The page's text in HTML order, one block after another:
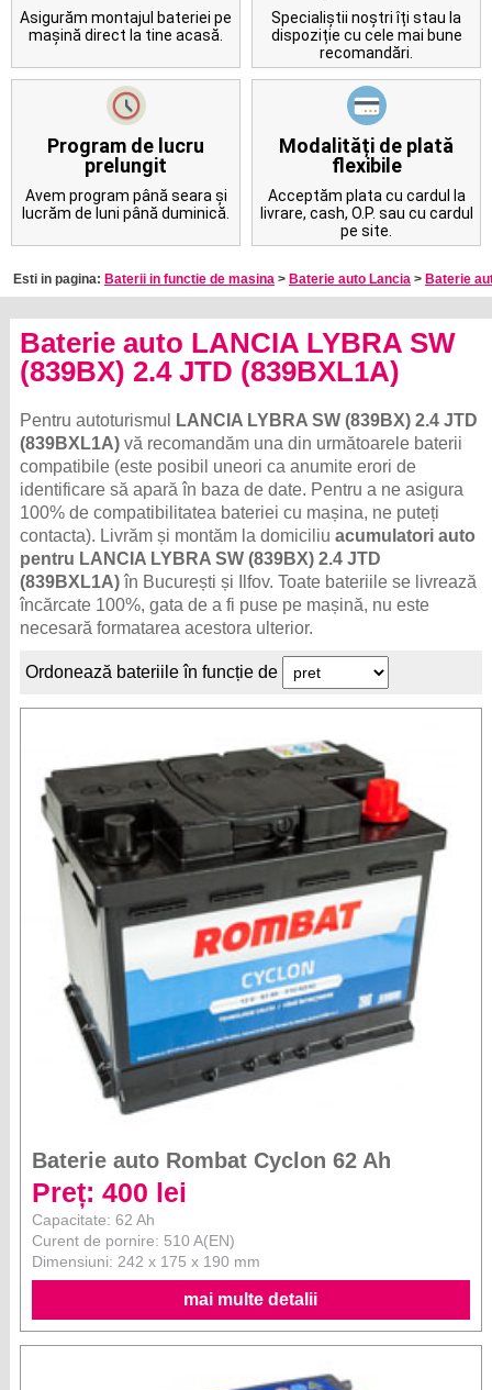
Contact
Asigurăm montajul bateriei pe
mașină direct la tine acasă.
Specialiștii noștri îți stau la
dispoziție cu cele mai bune
recomandări.
Program de lucru
prelungit
Avem program până seara și
lucrăm de luni până duminică.
Modalități de plată
flexibile
Acceptăm plata cu cardul la
livrare, cash, O.P. sau cu cardul
pe site.
Esti in pagina: Baterii in functie de masina > Baterie auto Lancia > Baterie
Baterie auto LANCIA LYBRA SW
(839BX) 2.4 JTD (839BXL1A)
Pentru autoturismul
LANCIA LYBRA SW (839BX) 2.4 JTD
(839BXL1A) vă recomandăm una din următoarele baterii
compatibile (este posibil uneori ca anumite erori de
identificare să apară în baza de date. Pentru a ne asigura
100% de compatibilitatea bateriei cu mașina, ne puteți
contacta). Livrăm și montăm la domiciliuacumulatori auto
pentru LANCIA LYBRA SW (839BX) 2.4 JTD
(839BXL1A)în București și Ilfov. Toate bateriile se livrează
încărcate 100%, gata de a fi puse pe mașină, nu este
necesară formatarea acestora ulterior.
Ordonează bateriile în funcție de
Baterie auto Rombat Cyclon 62 Ah
Preț: 400 lei
Capacitate: 62 Ah
Curent de pornire: 510 A(EN)
Dimensiuni: 242 x 175 x 190 mm
mai multe detalii